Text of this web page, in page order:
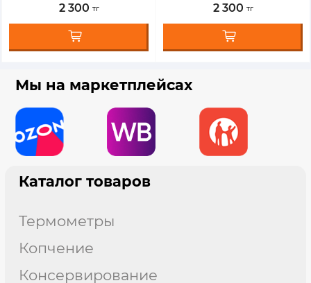
2 300 тг 2 300 тг
Мы на маркетплейсах
Каталог товаров
термометры
копчение
консервирование